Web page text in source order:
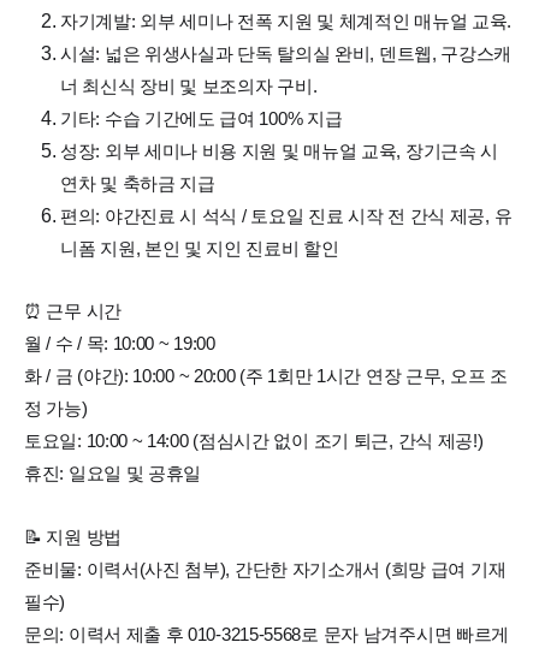
​자기계발: 외부 세미나 전폭 지원 및 체계적인 매뉴얼 교육.
​시설: 넓은 위생사실과 단독 탈의실 완비, 덴트웹, 구강스캐
너 최신식 장비 및 보조의자 구비.
기타: 수습 기간에도 급여 100% 지급
​성장: 외부 세미나 비용 지원 및 매뉴얼 교육, 장기근속 시
연차 및 축하금 지급
​편의: 야간진료 시 석식 / 토요일 진료 시작 전 간식 제공, 유
니폼 지원, 본인 및 지인 진료비 할인
​⏰ 근무 시간
​월 / 수 / 목: 10:00 ~ 19:00
​화 / 금 (야간): 10:00 ~ 20:00 (주 1회만 1시간 연장 근무, 오프 조
정 가능)
​토요일: 10:00 ~ 14:00 (점심시간 없이 조기 퇴근, 간식 제공!)
​휴진: 일요일 및 공휴일
​📝 지원 방법
​준비물: 이력서(사진 첨부), 간단한 자기소개서 (희망 급여 기재
필수)
​문의: 이력서 제출 후 010-3215-5568로 문자 남겨주시면 빠르게